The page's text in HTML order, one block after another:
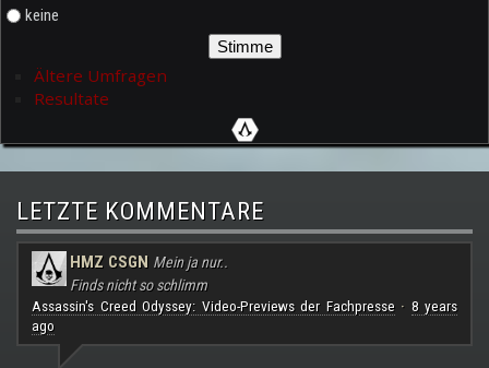
keine
Ältere Umfragen
Resultate
LETZTE KOMMENTARE
HMZ CSGN Mein ja nur..
Finds nicht so schlimm
Assassin's Creed Odyssey: Video-Previews der Fachpresse· 8 years
ago